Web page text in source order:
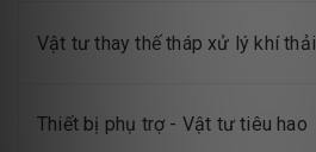
Vật tư thay thế tháp xử lý khí thải
Thiết bị phụ trợ - Vật tư tiêu hao